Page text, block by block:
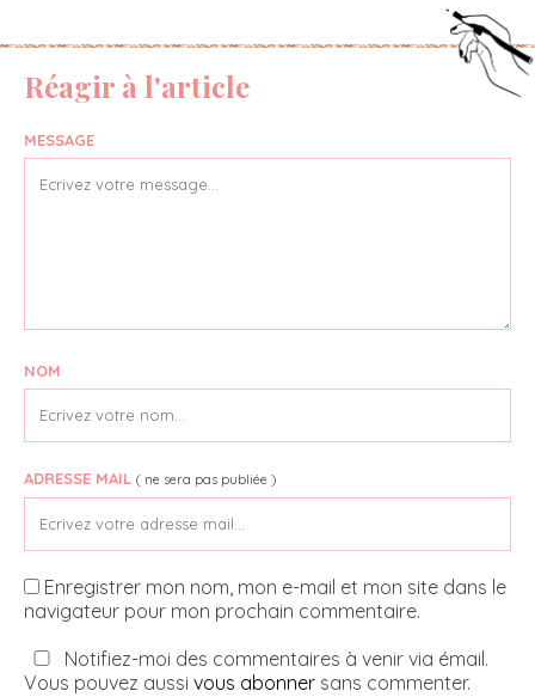
Réagir à l'article
MESSAGE
NOM
ADRESSE MAIL ( ne sera pas publiée )
Enregistrer mon nom, mon e-mail et mon site dans le
navigateur pour mon prochain commentaire.
Notifiez-moi des commentaires à venir via émail.
Vous pouvez aussi vous abonner sans commenter.